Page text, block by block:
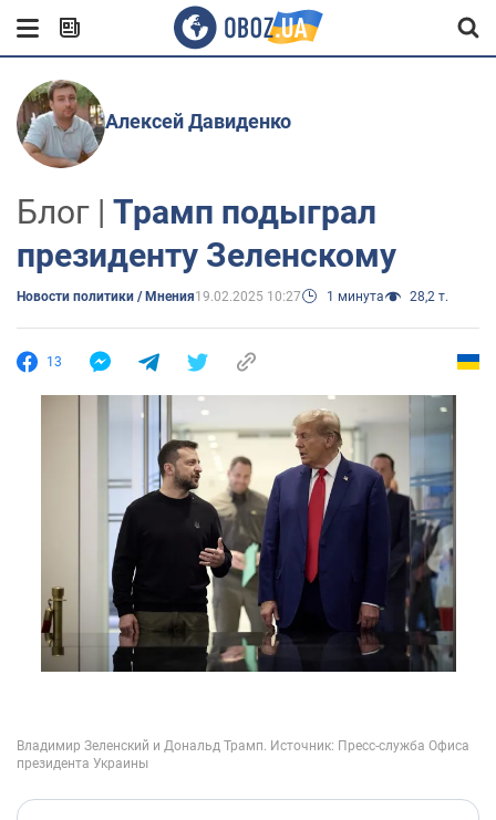
Алексей Давиденко
Блог | Трамп подыграл
президенту Зеленскому
Новости политики / Мнения19.02.2025 10:27 1 минута 28,2 т.
13